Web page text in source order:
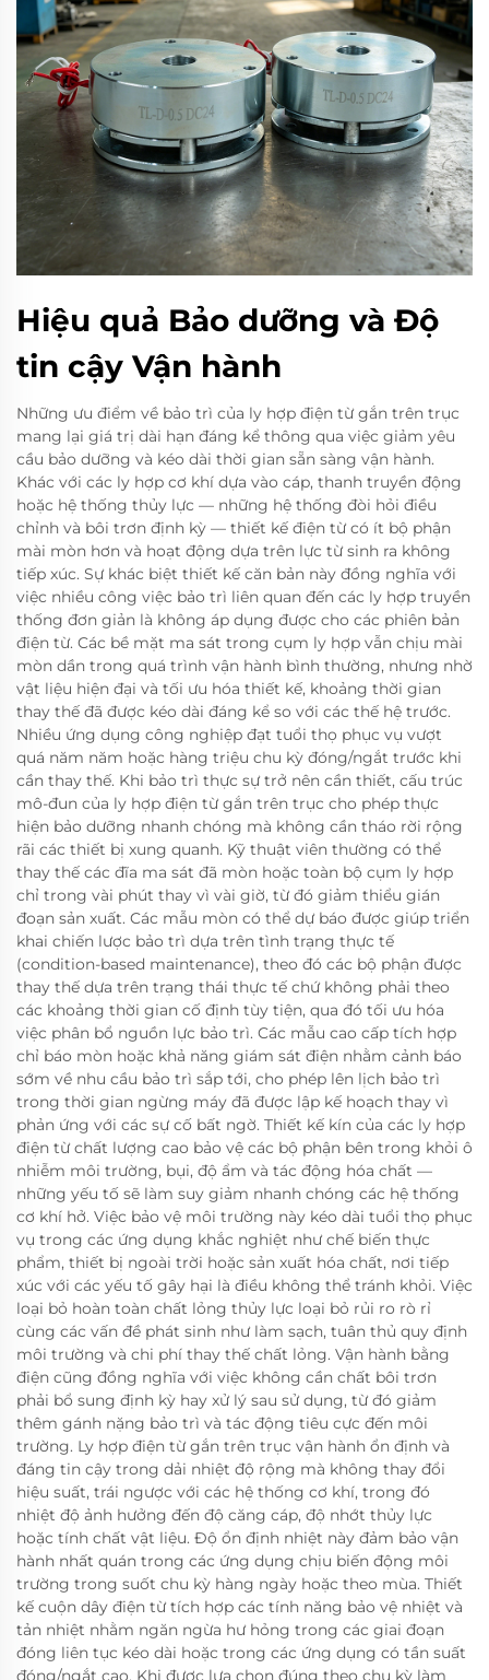
Hiệu quả Bảo dưỡng và Độ
tin cậy Vận hành
Những ưu điểm về bảo trì của ly hợp điện từ gắn trên trục
mang lại giá trị dài hạn đáng kể thông qua việc giảm yêu
cầu bảo dưỡng và kéo dài thời gian sẵn sàng vận hành.
Khác với các ly hợp cơ khí dựa vào cáp, thanh truyền động
hoặc hệ thống thủy lực — những hệ thống đòi hỏi điều
chỉnh và bôi trơn định kỳ — thiết kế điện từ có ít bộ phận
mài mòn hơn và hoạt động dựa trên lực từ sinh ra không
tiếp xúc. Sự khác biệt thiết kế căn bản này đồng nghĩa với
việc nhiều công việc bảo trì liên quan đến các ly hợp truyền
thống đơn giản là không áp dụng được cho các phiên bản
điện từ. Các bề mặt ma sát trong cụm ly hợp vẫn chịu mài
mòn dần trong quá trình vận hành bình thường, nhưng nhờ
vật liệu hiện đại và tối ưu hóa thiết kế, khoảng thời gian
thay thế đã được kéo dài đáng kể so với các thế hệ trước.
Nhiều ứng dụng công nghiệp đạt tuổi thọ phục vụ vượt
quá năm năm hoặc hàng triệu chu kỳ đóng/ngắt trước khi
cần thay thế. Khi bảo trì thực sự trở nên cần thiết, cấu trúc
mô-đun của ly hợp điện từ gắn trên trục cho phép thực
hiện bảo dưỡng nhanh chóng mà không cần tháo rời rộng
rãi các thiết bị xung quanh. Kỹ thuật viên thường có thể
thay thế các đĩa ma sát đã mòn hoặc toàn bộ cụm ly hợp
chỉ trong vài phút thay vì vài giờ, từ đó giảm thiểu gián
đoạn sản xuất. Các mẫu mòn có thể dự báo được giúp triển
khai chiến lược bảo trì dựa trên tình trạng thực tế
(condition-based maintenance), theo đó các bộ phận được
thay thế dựa trên trạng thái thực tế chứ không phải theo
các khoảng thời gian cố định tùy tiện, qua đó tối ưu hóa
việc phân bổ nguồn lực bảo trì. Các mẫu cao cấp tích hợp
chỉ báo mòn hoặc khả năng giám sát điện nhằm cảnh báo
sớm về nhu cầu bảo trì sắp tới, cho phép lên lịch bảo trì
trong thời gian ngừng máy đã được lập kế hoạch thay vì
phản ứng với các sự cố bất ngờ. Thiết kế kín của các ly hợp
điện từ chất lượng cao bảo vệ các bộ phận bên trong khỏi ô
nhiễm môi trường, bụi, độ ẩm và tác động hóa chất —
những yếu tố sẽ làm suy giảm nhanh chóng các hệ thống
cơ khí hở. Việc bảo vệ môi trường này kéo dài tuổi thọ phục
vụ trong các ứng dụng khắc nghiệt như chế biến thực
phẩm, thiết bị ngoài trời hoặc sản xuất hóa chất, nơi tiếp
xúc với các yếu tố gây hại là điều không thể tránh khỏi. Việc
loại bỏ hoàn toàn chất lỏng thủy lực loại bỏ rủi ro rò rỉ
cùng các vấn đề phát sinh như làm sạch, tuân thủ quy định
môi trường và chi phí thay thế chất lỏng. Vận hành bằng
điện cũng đồng nghĩa với việc không cần chất bôi trơn
phải bổ sung định kỳ hay xử lý sau sử dụng, từ đó giảm
thêm gánh nặng bảo trì và tác động tiêu cực đến môi
trường. Ly hợp điện từ gắn trên trục vận hành ổn định và
đáng tin cậy trong dải nhiệt độ rộng mà không thay đổi
hiệu suất, trái ngược với các hệ thống cơ khí, trong đó
nhiệt độ ảnh hưởng đến độ căng cáp, độ nhớt thủy lực
hoặc tính chất vật liệu. Độ ổn định nhiệt này đảm bảo vận
hành nhất quán trong các ứng dụng chịu biến động môi
trường trong suốt chu kỳ hàng ngày hoặc theo mùa. Thiết
kế cuộn dây điện từ tích hợp các tính năng bảo vệ nhiệt và
tản nhiệt nhằm ngăn ngừa hư hỏng trong các giai đoạn
đóng liên tục kéo dài hoặc trong các ứng dụng có tần suất
đóng/ngắt cao. Khi được lựa chọn đúng theo chu kỳ làm